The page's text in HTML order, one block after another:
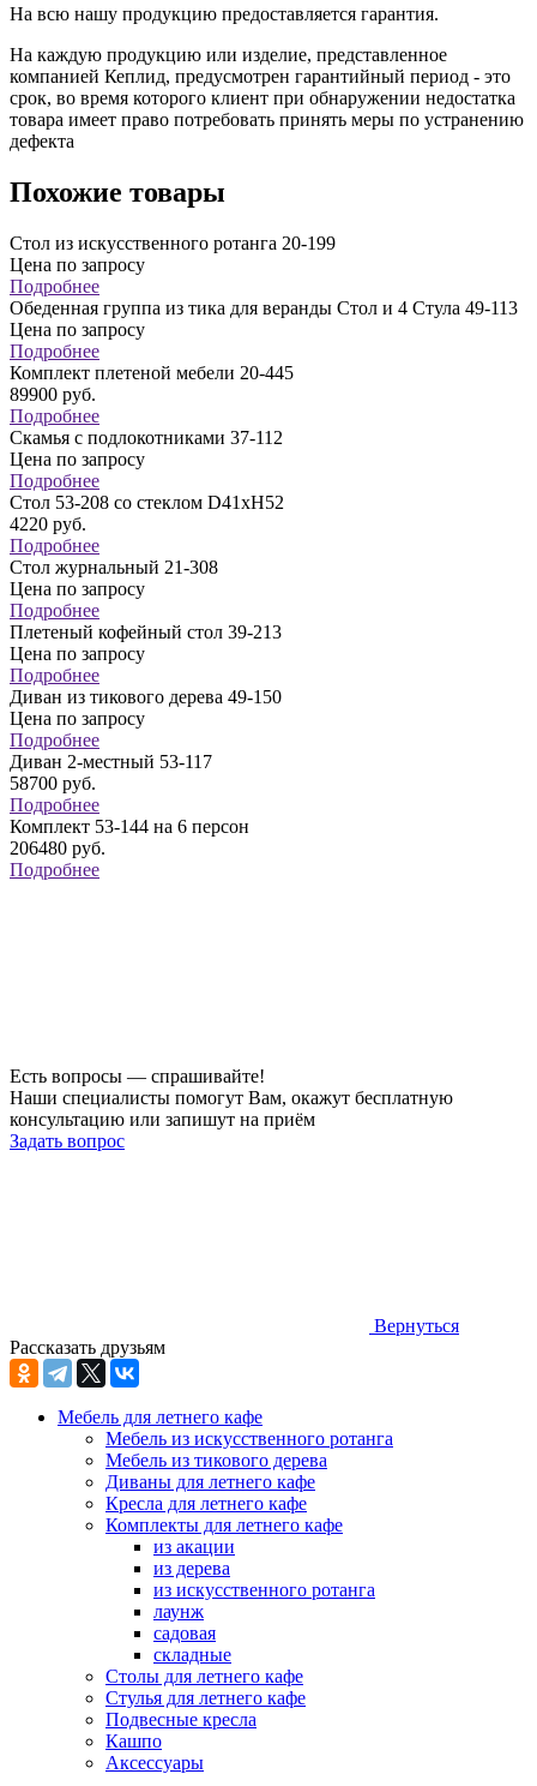
На всю нашу продукцию предоставляется гарантия.
На каждую продукцию или изделие, представленное
компанией Кеплид, предусмотрен гарантийный период - это
срок, во время которого клиент при обнаружении недостатка
товара имеет право потребовать принять меры по устранению
дефекта
Похожие товары
Стол из искусственного ротанга 20-199
Цена по запросу
Подробнее
Обеденная группа из тика для веранды Стол и 4 Стула 49-113
Цена по запросу
Подробнее
Комплект плетеной мебели 20-445
89900 руб.
Подробнее
Скамья с подлокотниками 37-112
Цена по запросу
Подробнее
Стол 53-208 со стеклом D41хН52
4220 руб.
Подробнее
Стол журнальный 21-308
Цена по запросу
Подробнее
Плетеный кофейный стол 39-213
Цена по запросу
Подробнее
Диван из тикового дерева 49-150
Цена по запросу
Подробнее
Диван 2-местный 53-117
58700 руб.
Подробнее
Комплект 53-144 на 6 персон
206480 руб.
Подробнее
Есть вопросы — спрашивайте!
Наши специалисты помогут Вам, окажут бесплатную
консультацию или запишут на приём
Задать вопрос
Вернуться
Рассказать друзьям
Мебель для летнего кафе
Мебель из искусственного ротанга
Мебель из тикового дерева
Диваны для летнего кафе
Кресла для летнего кафе
Комплекты для летнего кафе
из акации
из дерева
из искусственного ротанга
лаунж
садовая
складные
Столы для летнего кафе
Стулья для летнего кафе
Подвесные кресла
Кашпо
Аксессуары